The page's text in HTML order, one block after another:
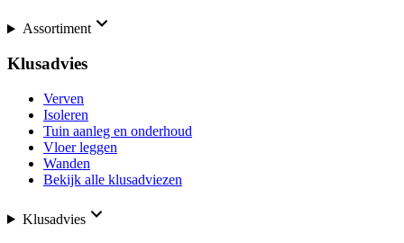
Assortiment
Klusadvies
Verven
Isoleren
Tuin aanleg en onderhoud
Vloer leggen
Wanden
Bekijk alle klusadviezen
Klusadvies